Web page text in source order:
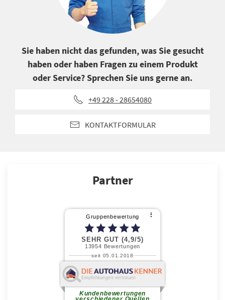
Sie haben nicht das gefunden, was Sie gesucht
haben oder haben Fragen zu einem Produkt
oder Service? Sprechen Sie uns gerne an.
+49 228 - 28654080
KONTAKTFORMULAR
Partner